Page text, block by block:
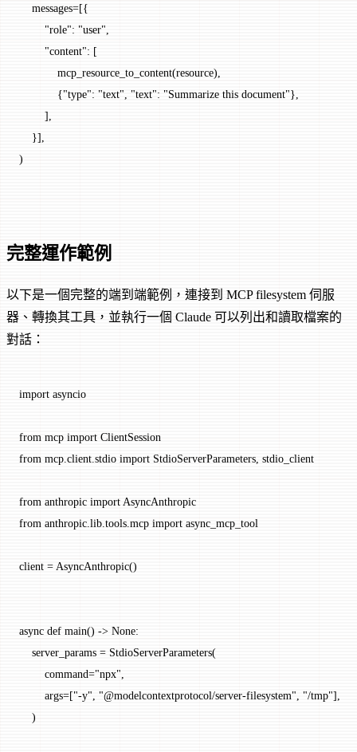
    messages
=[{
        "role"
: "user"
        "content"
: [
            mcp_resource_to_content(resource),
            {
"type": "text" "text": "Summarize this document"},
        ],
    }],
)
完整運作範例
以下是一個完整的端到端範例，連接到 MCP filesystem 伺服
器、轉換其工具，並執行一個 Claude 可以列出和讀取檔案的
對話：
import asyncio
from mcp import ClientSession
from mcp.client.stdio import StdioServerParameters, stdio_client
from anthropic import AsyncAnthropic
from anthropic.lib.tools.mcp import async_mcp_tool
client = AsyncAnthropic()
async def main() -> None:
    server_params
= StdioServerParameters(
        command
="npx"
        args
=["-y" "@modelcontextprotocol/server-filesystem" "/tmp"],
    )